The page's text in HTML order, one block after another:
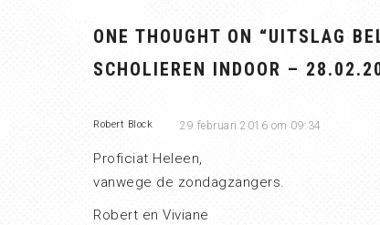
ONE THOUGHT ON “UITSLAG
SCHOLIEREN INDOOR –
Robert Block 29 februari 2016 om 09:34
Proficiat Heleen,
vanwege de zondagzangers.
Robert en Viviane